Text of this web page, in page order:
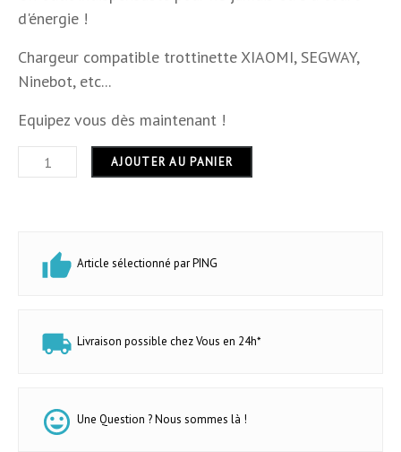
d'énergie !
Chargeur compatible trottinette XIAOMI, SEGWAY,
Ninebot, etc...
Equipez vous dès maintenant !
AJOUTER AU PANIER
Article sélectionné par PING
Livraison possible chez Vous en 24h*
Une Question ? Nous sommes là !
Dimensions
Hauteur
3,2 cm
Largeur 5,7 cm
USB Sans USB
Garantie